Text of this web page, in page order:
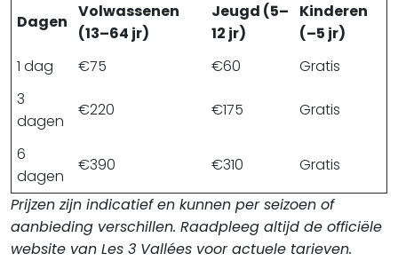
Dagen
Volwassenen
(13–64 jr)
Jeugd (5–
12 jr)
Kinderen
(–5 jr)
1 dag
€75 €60
Gratis
3
dagen
€220 €175 Gratis
6
dagen
€390 €310
Gratis
Prijzen zijn indicatief en kunnen per seizoen of
aanbieding verschillen. Raadpleeg altijd de officiële
website van Les 3 Vallées voor actuele tarieven.